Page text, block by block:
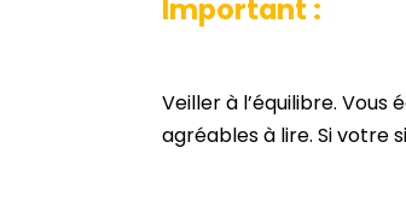
Important :
Veiller à l’équilibre.
agréables à lire. Si votre